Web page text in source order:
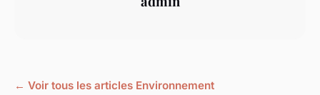
← Voir tous les articles Environnement